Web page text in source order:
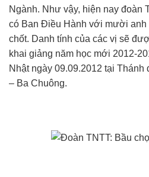
Ngành. Như vậy, hiện nay đoàn
có Ban Điều Hành với mười anh
chốt. Danh tính của các vị sẽ
khai giảng năm học mới 2012-
Nhật ngày 09.09.2012 tại
– Ba Chuông.